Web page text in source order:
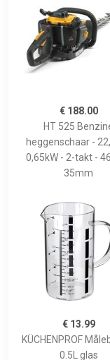
€ 188.00
HT 525
heggenschaar -
0,65kW - 2-takt -
35mm
€ 13.99
KÜCHENPROF
0.5L glas